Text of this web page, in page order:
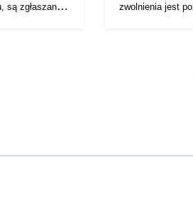
są zgłaszane i
zwolnienia jest
leśnego, ale